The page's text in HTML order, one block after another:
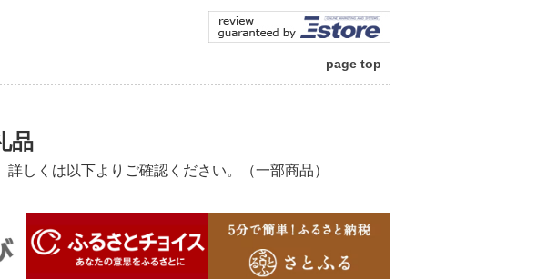
page top
品
詳しくは以下よりご確認ください。（一部商品）